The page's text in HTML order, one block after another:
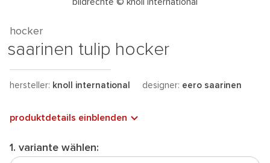
bildrechte © knoll international
hocker
saarinen tulip hocker
hersteller: knoll international designer: eero saarinen
produktdetails einblenden
1. variante wählen: